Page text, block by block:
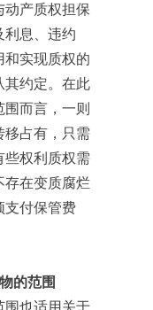
产质权担保
利息、违约
和实现质权的
其约定。在此
而言，一则
移占有，只需
些权利质权需
存在变质腐烂
支付保管费
的范围
也适用关于